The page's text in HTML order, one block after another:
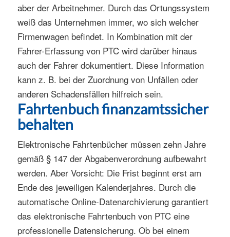
aber der Arbeitnehmer. Durch das Ortungssystem
weiß das Unternehmen immer, wo sich welcher
Firmenwagen befindet. In Kombination mit der
Fahrer-Erfassung von PTC wird darüber hinaus
auch der Fahrer dokumentiert. Diese Information
kann z. B. bei der Zuordnung von Unfällen oder
anderen Schadensfällen hilfreich sein.
Fahrtenbuch finanzamtssicher
behalten
Elektronische Fahrtenbücher müssen zehn Jahre
gemäß § 147 der Abgabenverordnung aufbewahrt
werden. Aber Vorsicht: Die Frist beginnt erst am
Ende des jeweiligen Kalenderjahres. Durch die
automatische Online-Datenarchivierung garantiert
das elektronische Fahrtenbuch von PTC eine
professionelle Datensicherung. Ob bei einem